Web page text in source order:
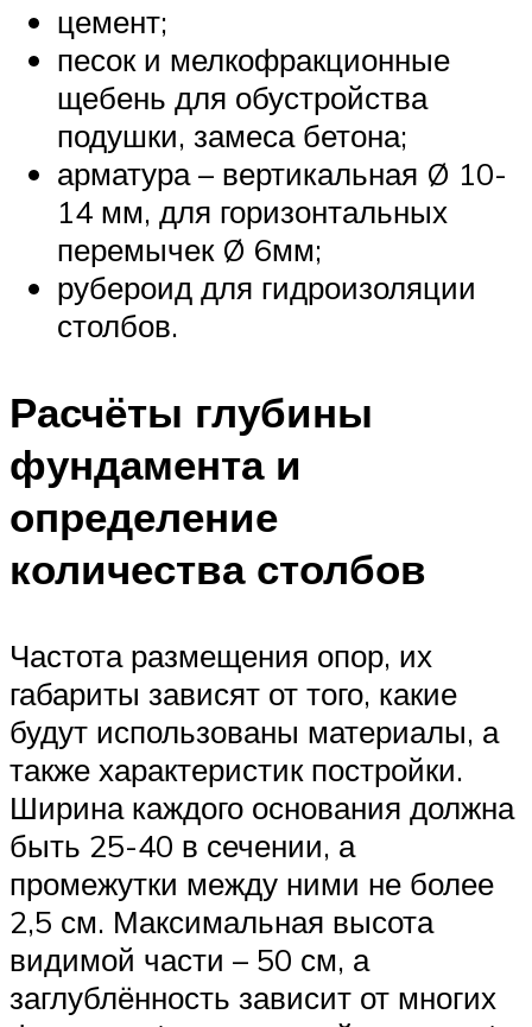
цемент;
песок и мелкофракционные
щебень для обустройства
подушки, замеса бетона;
арматура – вертикальная Ø 10-
14 мм, для горизонтальных
перемычек Ø 6мм;
рубероид для гидроизоляции
столбов.
Расчёты глубины
фундамента и
определение
количества столбов
Частота размещения опор, их
габариты зависят от того, какие
будут использованы материалы, а
также характеристик постройки.
Ширина каждого основания должна
быть 25-40 в сечении, а
промежутки между ними не более
2,5 см. Максимальная высота
видимой части – 50 см, а
заглублённость зависит от многих